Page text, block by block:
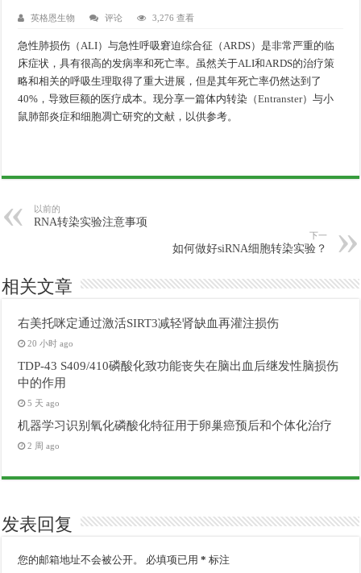
英格恩生物 评论 3,276 查看
急性肺损伤（ALI）与急性呼吸窘迫综合征（ARDS）是非常严重的临
床症状，具有很高的发病率和死亡率。虽然关于ALI和ARDS的治疗策
略和相关的呼吸生理取得了重大进展，但是其年死亡率仍然达到了
40%，导致巨额的医疗成本。现分享一篇体内转染（Entranster）与小
鼠肺部炎症和细胞凋亡研究的文献，以供参考。
以前的
RNA转染实验注意事项
下一
如何做好siRNA细胞转染实验？
相关文章
右美托咪定通过激活SIRT3减轻肾缺血再灌注损伤
20 小时 ago
TDP-43 S409/410磷酸化致功能丧失在脑出血后继发性脑损伤
中的作用
5 天 ago
机器学习识别氧化磷酸化特征用于卵巢癌预后和个体化治疗
2 周 ago
发表回复
您的邮箱地址不会被公开。 必填项已用* 标注